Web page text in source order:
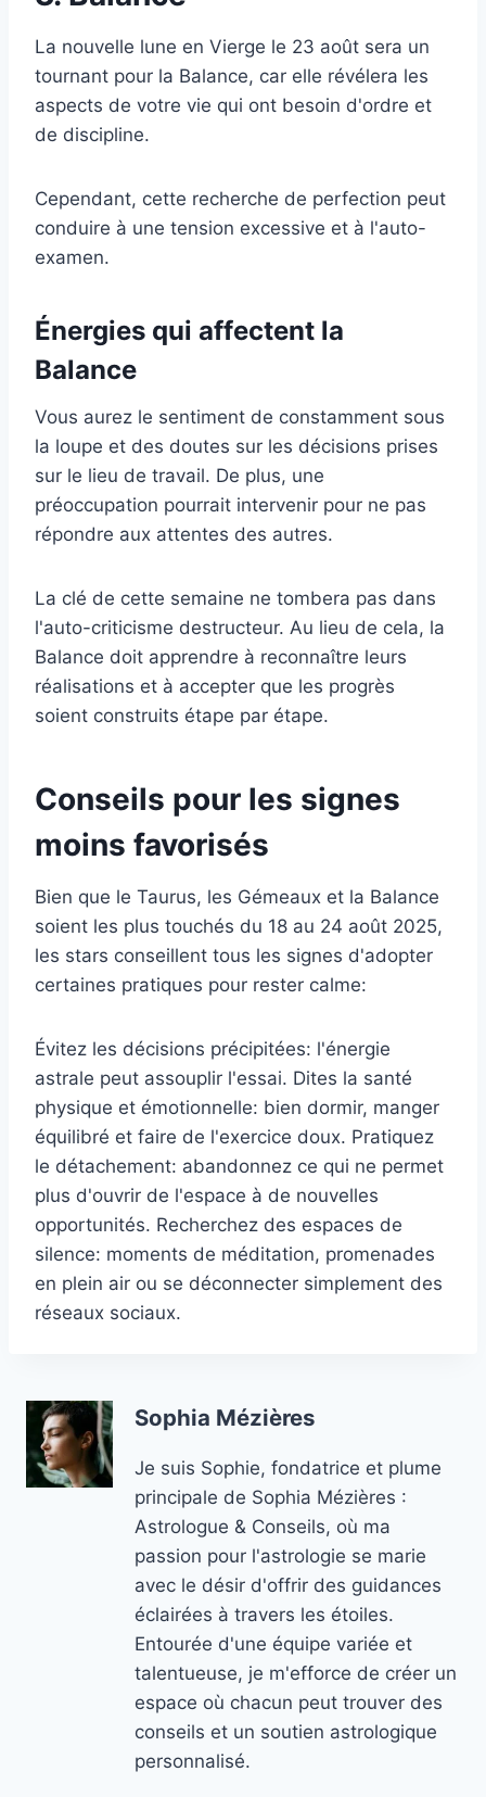
La nouvelle lune en Vierge le 23 août sera un
tournant pour la Balance, car elle révélera les
aspects de votre vie qui ont besoin d'ordre et
de discipline.
Cependant, cette recherche de perfection peut
conduire à une tension excessive et à l'auto-
examen.
Énergies qui affectent la
Balance
Vous aurez le sentiment de constamment sous
la loupe et des doutes sur les décisions prises
sur le lieu de travail. De plus, une
préoccupation pourrait intervenir pour ne pas
répondre aux attentes des autres.
La clé de cette semaine ne tombera pas dans
l'auto-criticisme destructeur. Au lieu de cela, la
Balance doit apprendre à reconnaître leurs
réalisations et à accepter que les progrès
soient construits étape par étape.
Conseils pour les signes
moins favorisés
Bien que le Taurus, les Gémeaux et la Balance
soient les plus touchés du 18 au 24 août 2025,
les stars conseillent tous les signes d'adopter
certaines pratiques pour rester calme:
Évitez les décisions précipitées: l'énergie
astrale peut assouplir l'essai. Dites la santé
physique et émotionnelle: bien dormir, manger
équilibré et faire de l'exercice doux. Pratiquez
le détachement: abandonnez ce qui ne permet
plus d'ouvrir de l'espace à de nouvelles
opportunités. Recherchez des espaces de
silence: moments de méditation, promenades
en plein air ou se déconnecter simplement des
réseaux sociaux.
Sophia Mézières
Je suis Sophie, fondatrice et plume
principale de Sophia Mézières :
Astrologue & Conseils, où ma
passion pour l'astrologie se marie
avec le désir d'offrir des guidances
éclairées à travers les étoiles.
Entourée d'une équipe variée et
talentueuse, je m'efforce de créer un
espace où chacun peut trouver des
conseils et un soutien astrologique
personnalisé.